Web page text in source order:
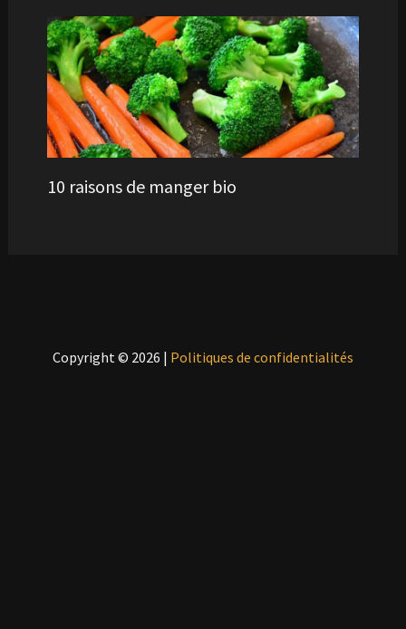
10 raisons de manger bio
Copyright © 2026 | Politiques de confidentialités